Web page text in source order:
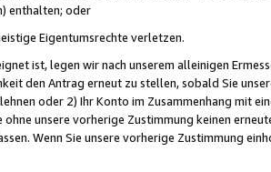
enthalten; oder
Eigentumsrechte verletzen.
ist, legen wir nach unserem alleinigen
den Antrag erneut zu stellen, sobald Sie
oder 2) Ihr Konto im Zusammenhang mit
ohne unsere vorherige Zustimmung keinen
Wenn Sie unsere vorherige Zustimmung